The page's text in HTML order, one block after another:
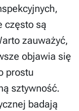
często są
zauważyć,
objawia się
prostu
sztywność.
badają